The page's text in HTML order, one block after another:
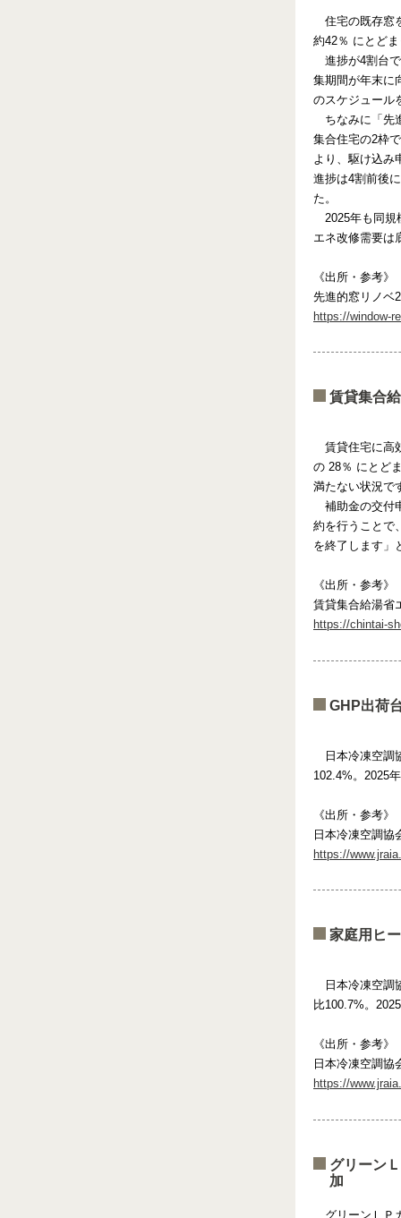
住宅の既存窓
約42％ にとど
進捗が4割台
集期間が年末に
のスケジュール
ちなみに「先
集合住宅の2枠
より、駆け込み
進捗は4割前後
た。
2025年も同
エネ改修需要は
《出所・参考》
先進的窓リノベ
https://window-
賃貸集合
賃貸住宅に高
の 28％ にとど
満たない状況で
補助金の交付
約を行うことで
を終了します」
《出所・参考》
賃貸集合給湯省
https://chintai-
GHP出荷
日本冷凍空調
102.4%。2025
《出所・参考》
日本冷凍空調協
https://
家庭用ヒ
日本冷凍空調
比100.7%。
《出所・参考》
日本冷凍空調協
https://
グリーン
加
グリーンＬＰ